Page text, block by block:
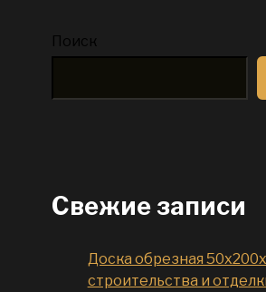
Поиск
Свежие записи
Доска обрезная
строительства и